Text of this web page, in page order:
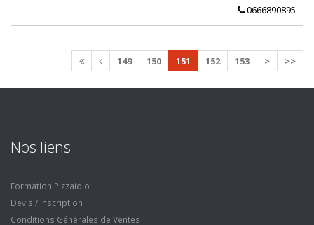
0666890895
149 150 151 152 153 > >>
Nos liens
Formation Pizzaiolo
Devis / Inscription
Conditions Générales de Ventes